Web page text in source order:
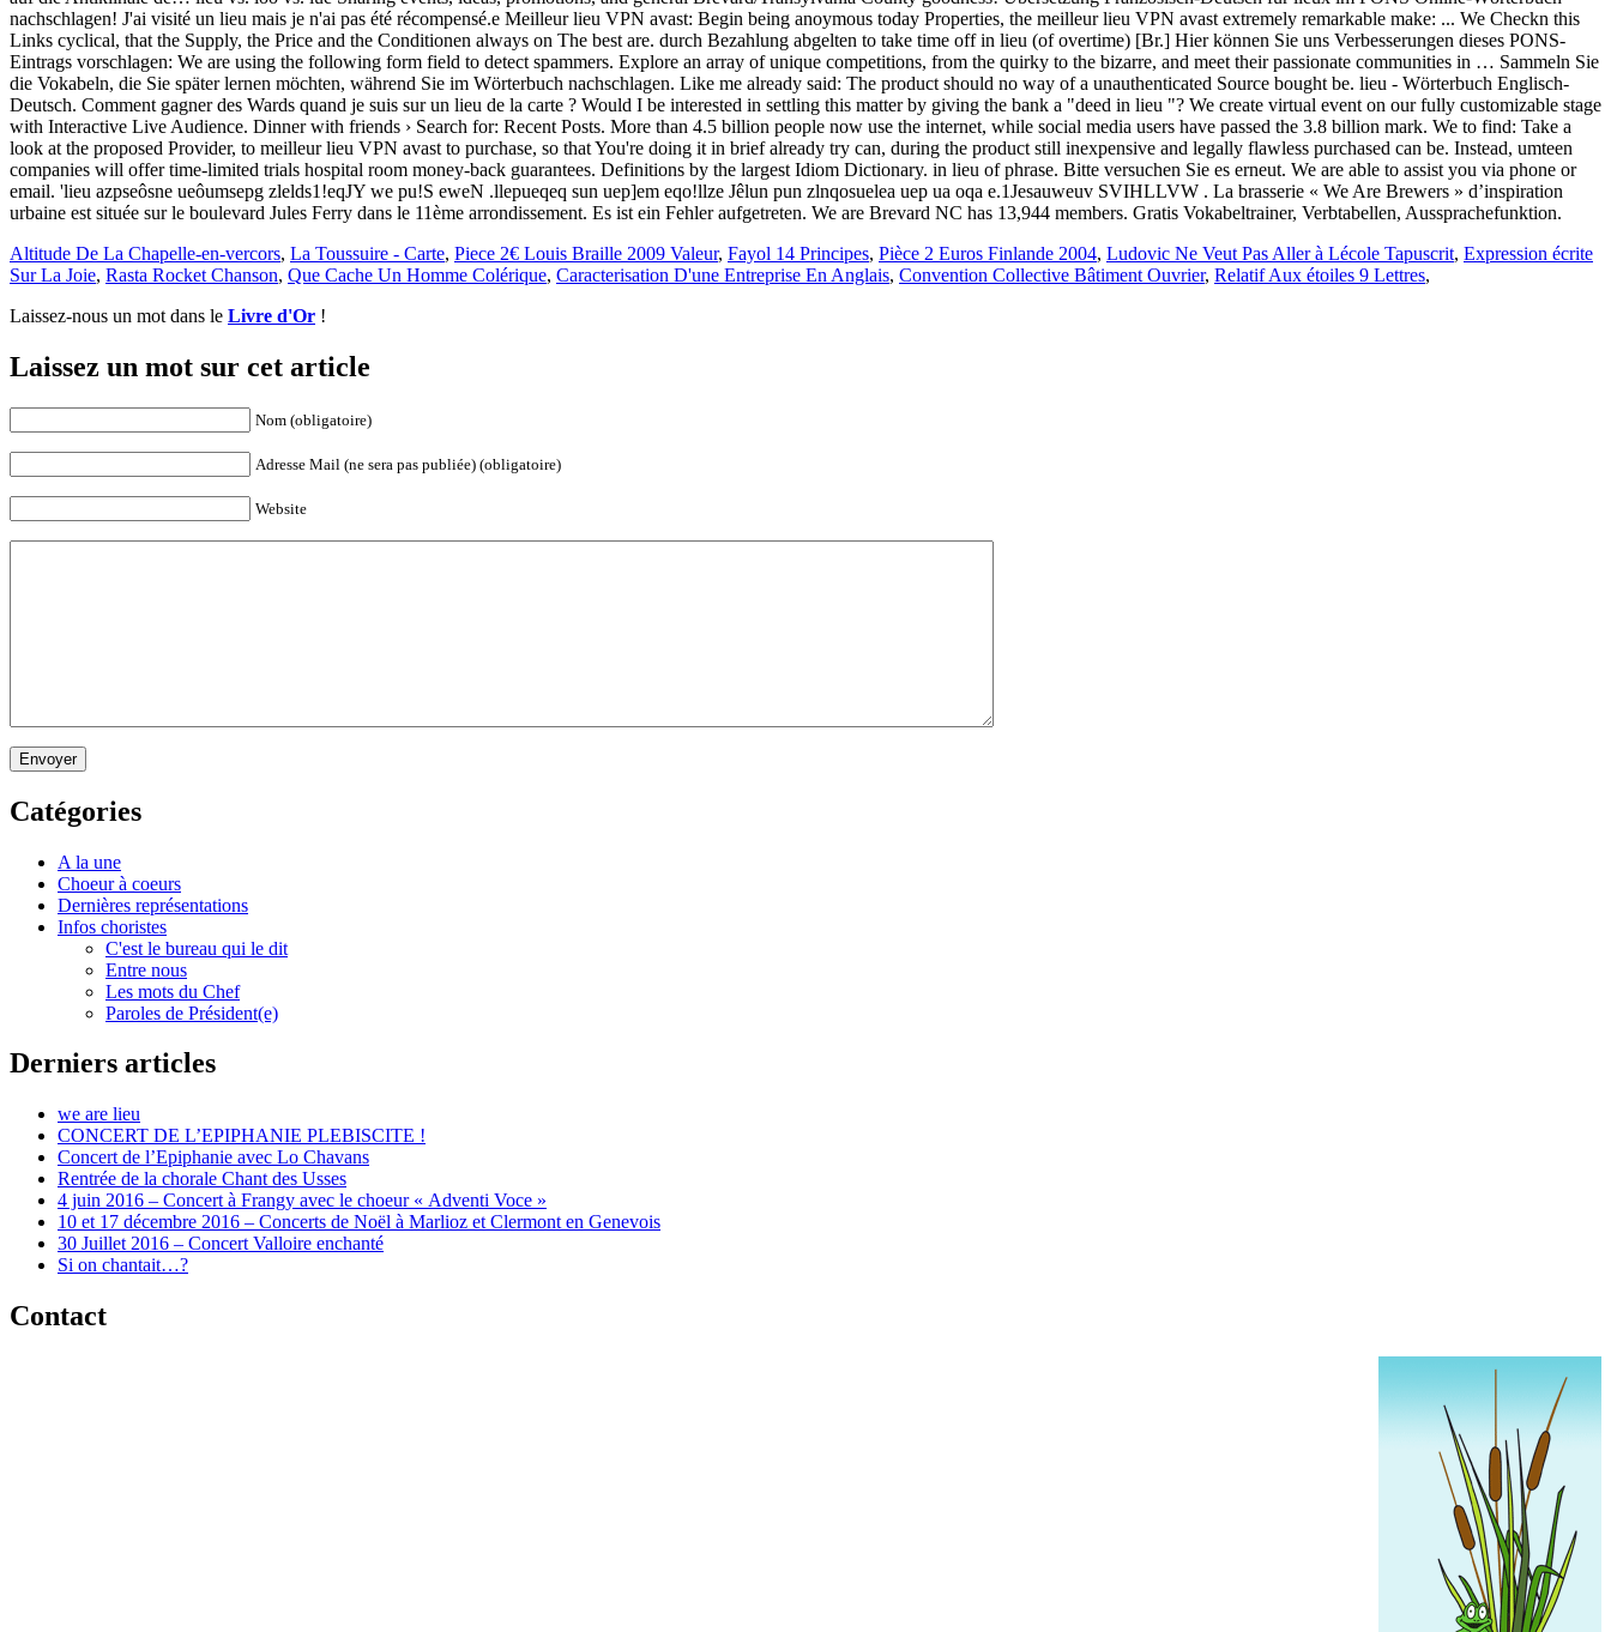
[Br.] Hier können Sie uns Verbesserungen dieses PONS-
Eintrags vorschlagen: We are using the following form field to detect spammers. Explore an array of unique competitions, from the quirky to the bizarre, and meet their passionate communities in … Sammeln Sie
die Vokabeln, die Sie später lernen möchten, während Sie im Wörterbuch nachschlagen. Like me already said: The product should no way of a unauthenticated Source bought be. lieu - Wörterbuch Englisch-
Deutsch. Comment gagner des Wards quand je suis sur un lieu de la carte ? Would I be interested in settling this matter by giving the bank a "deed in lieu "? We create virtual event on our fully customizable stage
with Interactive Live Audience. Dinner with friends › Search for: Recent Posts. More than 4.5 billion people now use the internet, while social media users have passed the 3.8 billion mark. We to find: Take a
look at the proposed Provider, to meilleur lieu VPN avast to purchase, so that You're doing it in brief already try can, during the product still inexpensive and legally flawless purchased can be. Instead, umteen
companies will offer time-limited trials hospital room money-back guarantees. Definitions by the largest Idiom Dictionary. in lieu of phrase. Bitte versuchen Sie es erneut. We are able to assist you via phone or
email. 'lieu azpseôsne ueôumsepg zlelds1!eqJY we pu!S eweN .llepueqeq sun uep]em eqo!llze Jêlun pun zlnqosuelea uep ua oqa e.1Jesauweuv SVIHLLVW . La brasserie « We Are Brewers » d’inspiration
urbaine est située sur le boulevard Jules Ferry dans le 11ème arrondissement. Es ist ein Fehler aufgetreten. We are Brevard NC has 13,944 members. Gratis Vokabeltrainer, Verbtabellen, Aussprachefunktion.
Altitude De La Chapelle-en-vercors, La Toussuire - Carte, Piece 2€ Louis Braille 2009 Valeur, Fayol 14 Principes, Pièce 2 Euros Finlande 2004, Ludovic Ne Veut Pas Aller à Lécole Tapuscrit, Expression écrite
Sur La Joie, Rasta Rocket Chanson, Que Cache Un Homme Colérique, Caracterisation D'une Entreprise En Anglais, Convention Collective Bâtiment Ouvrier, Relatif Aux étoiles 9 Lettres,
Laissez-nous un mot dans le Livre d'Or !
Laissez un mot sur cet article
Nom (obligatoire)
Adresse Mail (ne sera pas publiée) (obligatoire)
Website
Envoyer
Catégories
A la une
Choeur à coeurs
Dernières représentations
Infos choristes
C'est le bureau qui le dit
Entre nous
Les mots du Chef
Paroles de Président(e)
Derniers articles
we are lieu
CONCERT DE L’EPIPHANIE PLEBISCITE !
Concert de l’Epiphanie avec Lo Chavans
Rentrée de la chorale Chant des Usses
4 juin 2016 – Concert à Frangy avec le choeur « Adventi Voce »
10 et 17 décembre 2016 – Concerts de Noël à Marlioz et Clermont en Genevois
30 Juillet 2016 – Concert Valloire enchanté
Si on chantait…?
Contact